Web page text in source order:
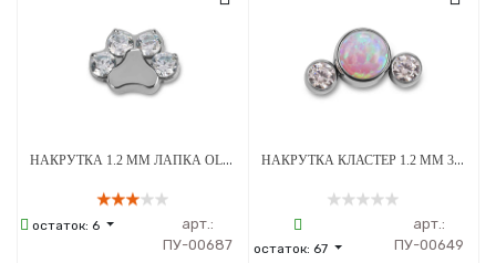
НАКРУТКА 1.2 ММ ЛАПКА OLIVE CRYSTAL ТИТАН
остаток:6
арт.:
ПУ-00687
НАКРУТКА КЛАСТЕР 1.2 ММ 3К SWAROVSKI CLEAR ОПАЛ OP-08 ТИТАН
остаток:67
арт.:
ПУ-00649